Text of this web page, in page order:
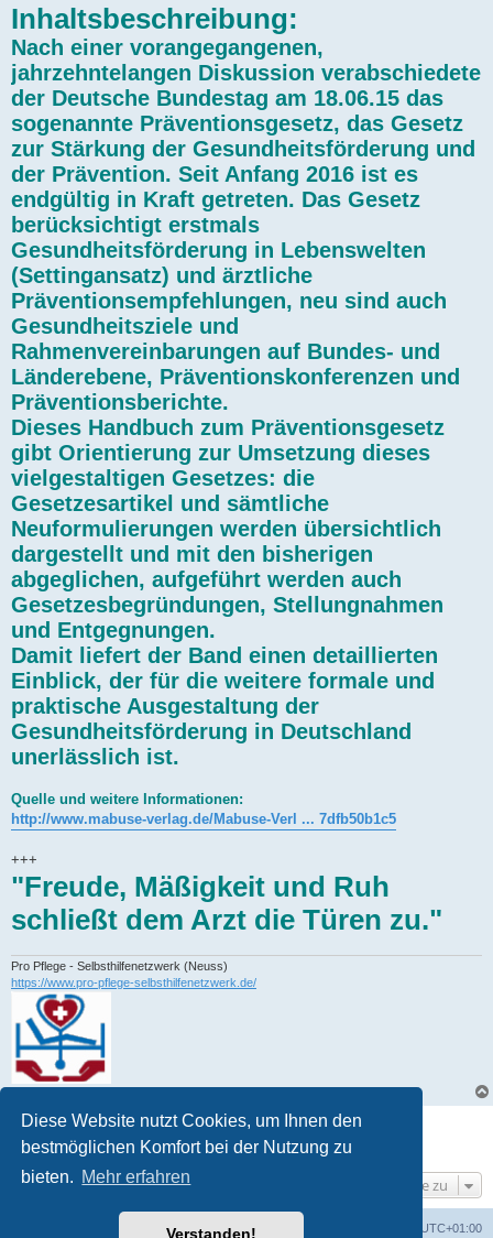
Diese Website nutzt Cookies, um Ihnen den
bestmöglichen Komfort bei der Nutzung zu
bieten. Mehr erfahren
Verstanden!
Inhaltsbeschreibung:
Nach einer vorangegangenen,
jahrzehntelangen Diskussion verabschiedete
der Deutsche Bundestag am 18.06.15 das
sogenannte Präventionsgesetz, das Gesetz
zur Stärkung der Gesundheitsförderung und
der Prävention. Seit Anfang 2016 ist es
endgültig in Kraft getreten. Das Gesetz
berücksichtigt erstmals
Gesundheitsförderung in Lebenswelten
(Settingansatz) und ärztliche
Präventionsempfehlungen, neu sind auch
Gesundheitsziele und
Rahmenvereinbarungen auf Bundes- und
Länderebene, Präventionskonferenzen und
Präventionsberichte.
Dieses Handbuch zum Präventionsgesetz
gibt Orientierung zur Umsetzung dieses
vielgestaltigen Gesetzes: die
Gesetzesartikel und sämtliche
Neuformulierungen werden übersichtlich
dargestellt und mit den bisherigen
abgeglichen, aufgeführt werden auch
Gesetzesbegründungen, Stellungnahmen
und Entgegnungen.
Damit liefert der Band einen detaillierten
Einblick, der für die weitere formale und
praktische Ausgestaltung der
Gesundheitsförderung in Deutschland
unerlässlich ist.
Quelle und weitere Informationen:
http://www.mabuse-verlag.de/Mabuse-Verl ... 7dfb50b1c5
+++
"Freude, Mäßigkeit und Ruh
schließt dem Arzt die Türen zu."
Pro Pflege - Selbsthilfenetzwerk (Neuss)
https://www.pro-pflege-selbsthilfenetzwerk.de/
Gesperrt
1 Beitrag • Seite1 von1
Gehe zu
UTC+01:00